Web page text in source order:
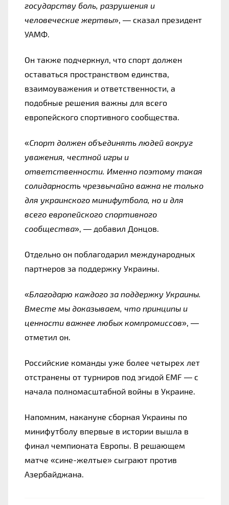
государству боль, разрушения и
человеческие жертвы», — сказал президент
УАМФ.
Он также подчеркнул, что спорт должен
оставаться пространством единства,
взаимоуважения и ответственности, а
подобные решения важны для всего
европейского спортивного сообщества.
«Спорт должен объединять людей вокруг
уважения, честной игры и
ответственности. Именно поэтому такая
солидарность чрезвычайно важна не только
для украинского минифутбола, но и для
всего европейского спортивного
сообщества», — добавил Донцов.
Отдельно он поблагодарил международных
партнеров за поддержку Украины.
«Благодарю каждого за поддержку Украины.
Вместе мы доказываем, что принципы и
ценности важнее любых компромиссов», —
отметил он.
Российские команды уже более четырех лет
отстранены от турниров под эгидой EMF — с
начала полномасштабной войны в Украине.
Напомним, накануне сборная Украины по
минифутболу впервые в истории вышла в
финал чемпионата Европы. В решающем
матче «сине-желтые» сыграют против
Азербайджана.